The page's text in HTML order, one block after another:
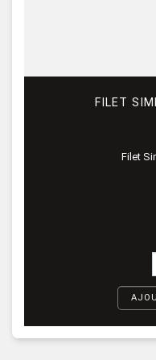
FILET
Filet